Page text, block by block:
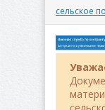
сельское